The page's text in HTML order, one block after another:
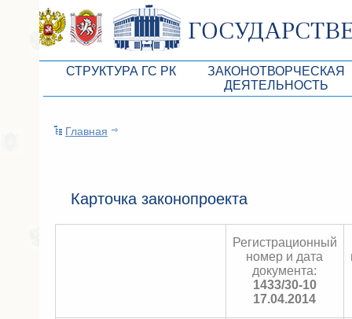
СТРУКТУРА ГС РК
Президиум ГС РК
ЗАКОНОТВОРЧЕСКАЯ
ДЕЯТЕЛЬНОСТЬ
Информация
Схема
Статистика
Главная
Карточка законопроекта
Регистрационный
номер и дата
документа:
1433/30-10
17.04.2014